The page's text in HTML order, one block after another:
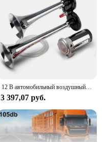
12 В автомобильный воздушный гудок, супер громкий двойной комплект для трубы электрический клапан 150 дБ, автомобильный воздушный гудок, динамик для автомобилей, внедорожников, грузовиков, домов на колесах, лодок
3 397,07 руб.